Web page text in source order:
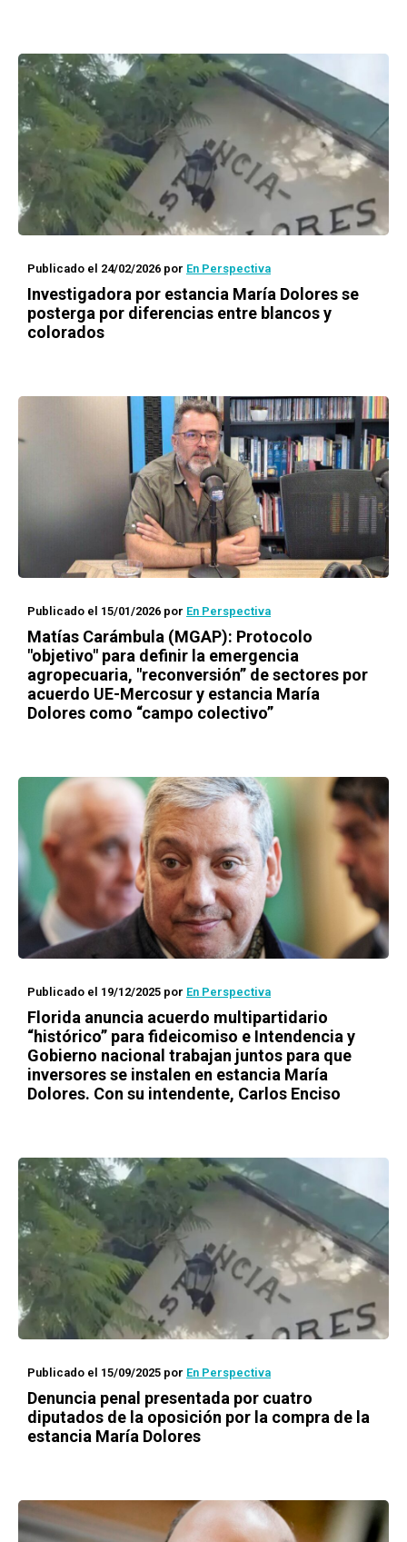
Publicado el 24/02/2026 por En Perspectiva
Investigadora por estancia María Dolores se
posterga por diferencias entre blancos y
colorados
Publicado el 15/01/2026 por En Perspectiva
Matías Carámbula (MGAP): Protocolo
"objetivo" para definir la emergencia
agropecuaria, "reconversión” de sectores por
acuerdo UE-Mercosur y estancia María
Dolores como “campo colectivo”
Publicado el 19/12/2025 por En Perspectiva
Florida anuncia acuerdo multipartidario
“histórico” para fideicomiso e Intendencia y
Gobierno nacional trabajan juntos para que
inversores se instalen en estancia María
Dolores. Con su intendente, Carlos Enciso
Publicado el 15/09/2025 por En Perspectiva
Denuncia penal presentada por cuatro
diputados de la oposición por la compra de la
estancia María Dolores